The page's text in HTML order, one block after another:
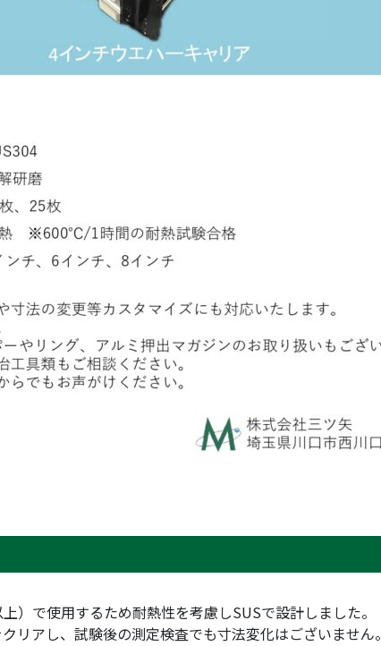
）で使用するため耐熱性を考慮しSUSで設計しました。
リアし、試験後の測定検査でも寸法変化はございません。